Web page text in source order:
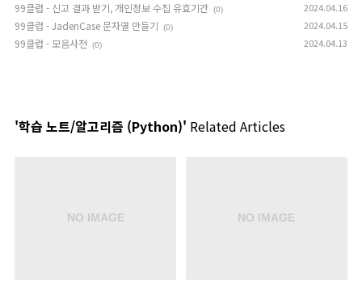
99클럽 - 신고 결과 받기, 개인정보 수집 유효기간 (0) 2024.04.16
99클럽 - JadenCase 문자열 만들기 (0) 2024.04.15
99클럽 - 모음사전 (0) 2024.04.13
'학습 노트/알고리즘 (Python)' Related Articles